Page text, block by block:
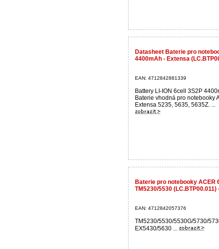
Datasheet Baterie pro
4400mAh - Extensa
EAN: 4712842881339
Battery LI-ION 6cell 3S2P
Baterie vhodná pro notebooky
Extensa 5235, 5635, 5635Z. ...
Baterie pro notebooky ACER
TM5230/5530
EAN: 4712842057376
TM5230/5530/5530G/5730/
EX5430/5630 ...